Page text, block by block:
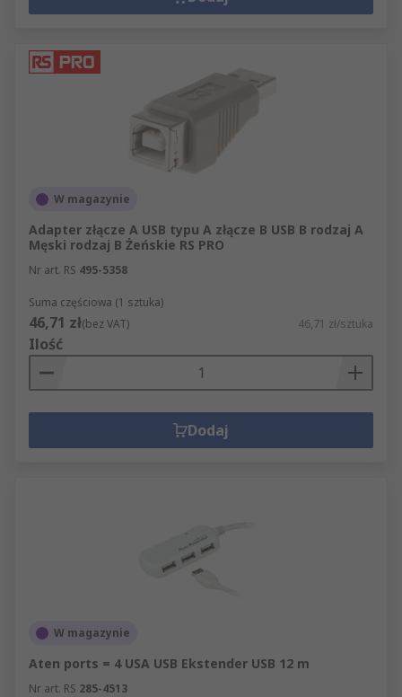
W magazynie
Adapter złącze A USB typu A złącze B USB B rodzaj A
Męski rodzaj B Żeńskie RS PRO
Nr art. RS 495-5358
Suma częściowa (1 sztuka)
46,71 zł(bez VAT) 46,71 zł/sztuka
Ilość
Dodaj
W magazynie
Aten ports = 4 USA USB Ekstender USB 12 m
Nr art. RS 285-4513